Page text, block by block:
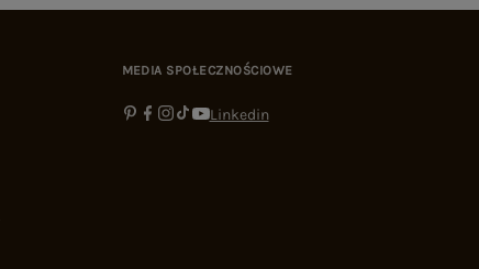
MEDIA SPOŁECZNOŚCIOWE
Linkedin